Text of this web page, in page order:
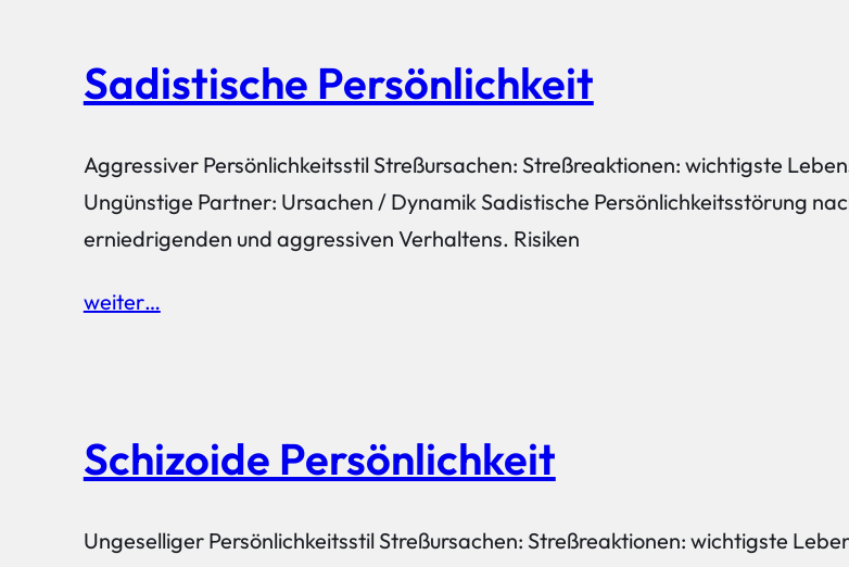
Sadistische Persönlichkeit
Aggressiver Persönlichkeitsstil Streßursachen: Streßreaktionen: wichtigste
Ungünstige Partner: Ursachen / Dynamik Sadistische Persönlichkeitsstörung
erniedrigenden und aggressiven Verhaltens. Risiken
weiter…
Schizoide Persönlichkeit
Ungeselliger Persönlichkeitsstil Streßursachen: Streßreaktionen: wichtigste